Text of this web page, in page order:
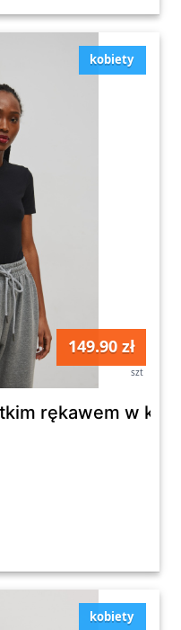
kobiety
149.90 zł
szt
rękawem w
kobiety